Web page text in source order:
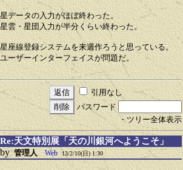
星データの入力がほぼ終わった。
星雲・星団入力が半分くらい終わった。
星座線登録システムを来週作ろうと思っている。
ユーザーインターフェイスが問題だ。
引用なし
パスワード
・ツリー全体表示
Re:天文特別展「天の川銀河へようこそ」
by 管理人 Web 13/2/10(日) 1:30